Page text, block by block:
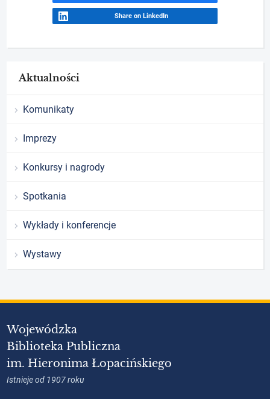
Share on LinkedIn
Aktualności
Komunikaty
Imprezy
Konkursy i nagrody
Spotkania
Wykłady i konferencje
Wystawy
Wojewódzka
Biblioteka Publiczna
im. Hieronima Łopacińskiego
Istnieje od 1907 roku